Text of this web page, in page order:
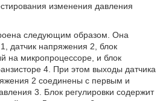
изменения давления
следующим образом. Она
датчик напряжения 2, блок
на микропроцессоре, и блок
4. При этом выходы датчика
2 соединены с первым и
3. Блок регулировки содержит